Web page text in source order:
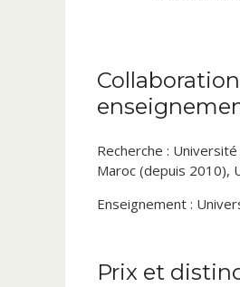
Recherche :
Maroc (depuis 2010),
Enseignement :
Prix et